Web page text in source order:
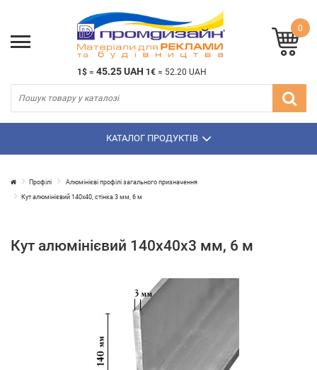
1$ = 45.25 UAH 1€ = 52.20 UAH
0
КАТАЛОГ ПРОДУКТІВ
Профілі Алюмінієві профілі загального призначення
Кут алюмінієвий 140х40, стінка 3 мм, 6 м
Кут алюмінієвий 140х40х3 мм, 6 м